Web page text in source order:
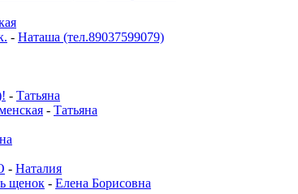
- Наташа (тел.89037599079)
- Татьяна
- Татьяна
- Наталия
щенок - Елена Борисовна